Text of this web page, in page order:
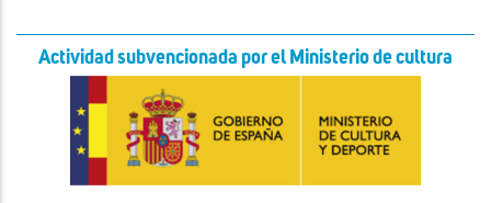
Actividad subvencionada por el Ministerio de cultura